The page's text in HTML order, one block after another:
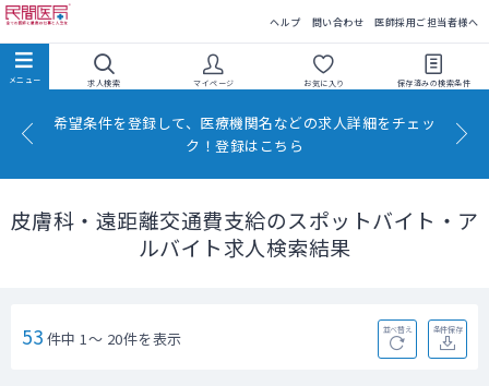
ヘルプ 問い合わせ 医師採用ご担当者様へ
求人検索 マイページ お気に入り 保存済みの検索条件
希望条件を登録して、医療機関名などの求人詳細をチェッ
ク！登録はこちら
皮膚科・遠距離交通費支給のスポットバイト・ア
ルバイト求人検索結果
53 件中 1～ 20件を表示 並べ替え 条件保存